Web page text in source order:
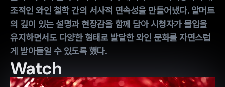
조적인 와인 철학 간의 서사적 연속성을 만들어냈다. 알머트
의 깊이 있는 설명과 현장감을 함께 담아 시청자가 몰입을
유지하면서도 다양한 형태로 발달한 와인 문화를 자연스럽
게 받아들일 수 있도록 했다.
Watch